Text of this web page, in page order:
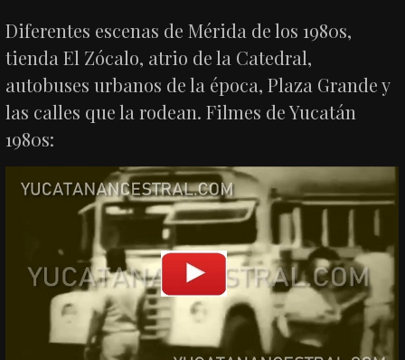
Diferentes escenas de Mérida de los 1980s,
tienda El Zócalo, atrio de la Catedral,
autobuses urbanos de la época, Plaza Grande y
las calles que la rodean. Filmes de Yucatán
1980s: